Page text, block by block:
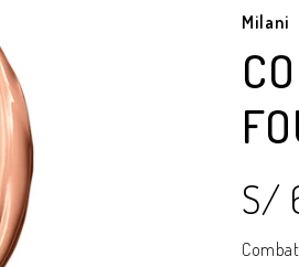
Milani
S/